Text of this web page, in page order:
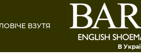
ВЗУТЯ
В